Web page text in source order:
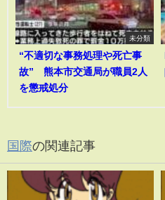
未分類
“不適切な事務処理や死亡事
故” 熊本市交通局が職員2人
を懲戒処分
国際の関連記事